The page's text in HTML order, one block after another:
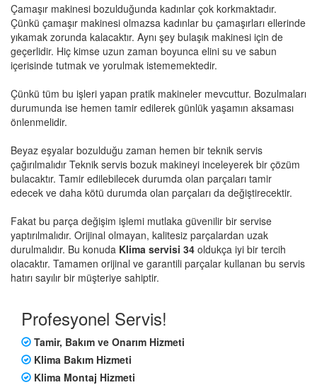
Çamaşır makinesi bozulduğunda kadınlar çok korkmaktadır.
Çünkü çamaşır makinesi olmazsa kadınlar bu çamaşırları ellerinde
yıkamak zorunda kalacaktır. Aynı şey bulaşık makinesi için de
geçerlidir. Hiç kimse uzun zaman boyunca elini su ve sabun
içerisinde tutmak ve yorulmak istememektedir.
Çünkü tüm bu işleri yapan pratik makineler mevcuttur. Bozulmaları
durumunda ise hemen tamir edilerek günlük yaşamın aksaması
önlenmelidir.
Beyaz eşyalar bozulduğu zaman hemen bir teknik servis
çağırılmalıdır Teknik servis bozuk makineyi inceleyerek bir çözüm
bulacaktır. Tamir edilebilecek durumda olan parçaları tamir
edecek ve daha kötü durumda olan parçaları da değiştirecektir.
Fakat bu parça değişim işlemi mutlaka güvenilir bir servise
yaptırılmalıdır. Orijinal olmayan, kalitesiz parçalardan uzak
durulmalıdır. Bu konuda Klima servisi 34 oldukça iyi bir tercih
olacaktır. Tamamen orijinal ve garantili parçalar kullanan bu servis
hatırı sayılır bir müşteriye sahiptir.
Profesyonel Servis!
Tamir, Bakım ve Onarım Hizmeti
Klima Bakım Hizmeti
Klima Montaj Hizmeti